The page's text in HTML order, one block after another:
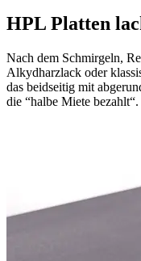
HPL Platten
Nach dem Schmirgeln,
Alkydharzlack oder
das beidseitig mit
die “halbe Miete